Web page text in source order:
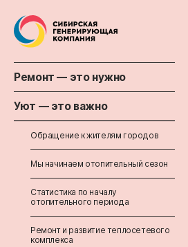
Ремонт — это нужно
Уют — это важно
Обращение к жителям городов
Мы начинаем отопительный сезон
Статистика по началу
отопительного периода
Ремонт и развитие теплосетевого
комплекса